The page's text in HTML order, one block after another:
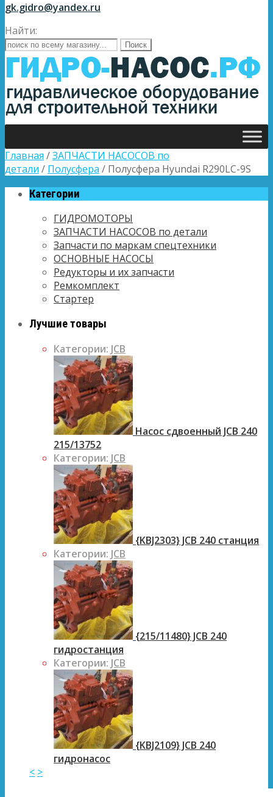
gk.gidro@yandex.ru
Найти:
Главная /ЗАПЧАСТИ НАСОСОВ по
детали / Полусфера / Полусфера Hyundai R290LC-9S
Категории
ГИДРОМОТОРЫ
ЗАПЧАСТИ НАСОСОВ по детали
Запчасти по маркам спецтехники
ОСНОВНЫЕ НАСОСЫ
Редукторы и их запчасти
Ремкомплект
Стартер
Лучшие товары
Категории: JCB
Насос сдвоенный JCB 240
215/13752
Категории: JCB
{KBJ2303} JCB 240 станция
Категории: JCB
{215/11480} JCB 240
гидростанция
Категории: JCB
{KBJ2109} JCB 240
гидронасос
< >